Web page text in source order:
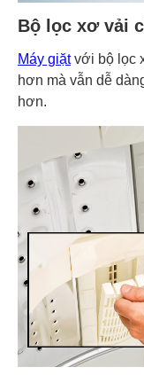
Bộ lọc xơ vải
Máy giặtvới bộ lọc
hơn mà vẫn dễ
hơn.